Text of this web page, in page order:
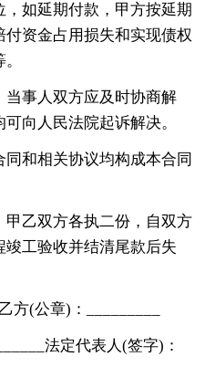
如延期付款，甲方按延期
资金占用损失和实现债权
当事人双方应及时协商解
向人民法院起诉解决。
和相关协议均构成本合同
乙双方各执二份，自双方
工验收并结清尾款后失
方(公章)：_________
法定代表人(签字)：